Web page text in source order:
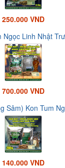
250.000 VND
Ngọc Linh Nhật
700.000 VND
Sâm) Kon Tum
140.000 VND